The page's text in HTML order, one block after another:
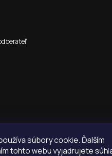
súbory cookie. Ďalším
tohto webu vyjadrujete